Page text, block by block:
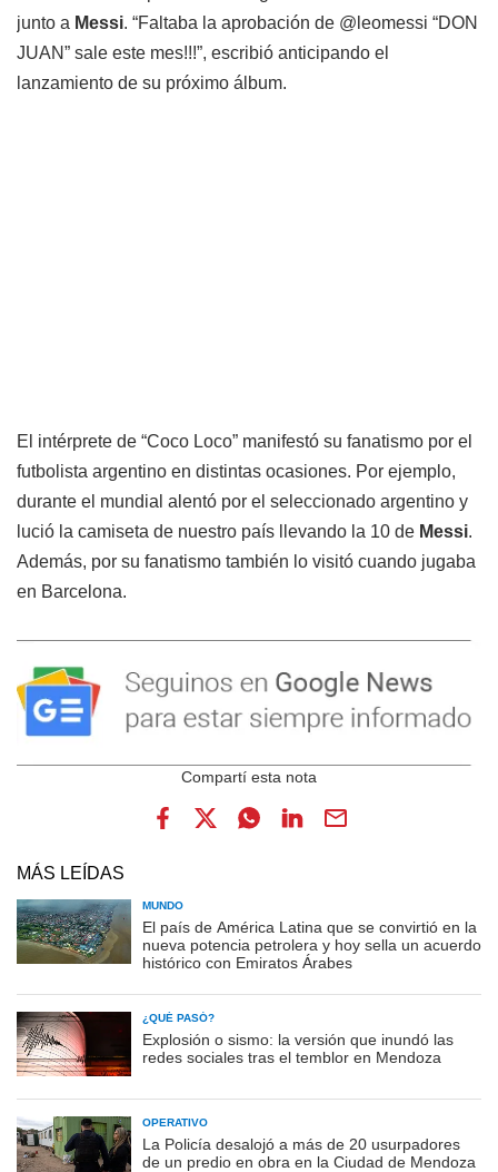
junto a Messi. “Faltaba la aprobación de @leomessi “DON
JUAN” sale este mes!!!”, escribió anticipando el
lanzamiento de su próximo álbum.
El intérprete de “Coco Loco” manifestó su fanatismo por el
futbolista argentino en distintas ocasiones. Por ejemplo,
durante el mundial alentó por el seleccionado argentino y
lució la camiseta de nuestro país llevando la 10 de Messi.
Además, por su fanatismo también lo visitó cuando jugaba
en Barcelona.
MÁS LEÍDAS
MUNDO
El país de América Latina que se convirtió en la
nueva potencia petrolera y hoy sella un acuerdo
histórico con Emiratos Árabes
¿QUÉ PASÓ?
Explosión o sismo: la versión que inundó las
redes sociales tras el temblor en Mendoza
OPERATIVO
La Policía desalojó a más de 20 usurpadores
de un predio en obra en la Ciudad de Mendoza